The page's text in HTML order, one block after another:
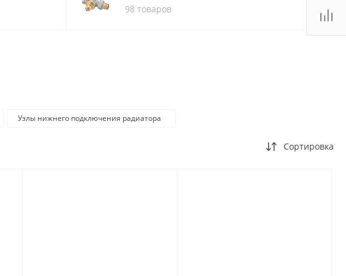
98 товаров
Узлы нижнего подключения радиатора
Сортировка